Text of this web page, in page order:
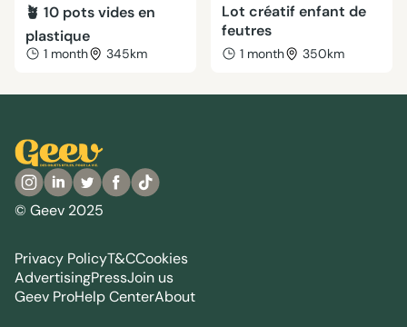
🪴 10 pots vides en
plastique
1 month 345km
Lot créatif enfant de
feutres
1 month 350km
© Geev 2025
Privacy PolicyT&CCookies
AdvertisingPressJoin us
Geev ProHelp CenterAbout